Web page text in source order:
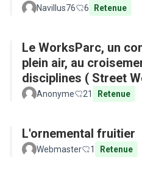
Navillus76 6 Retenue
Le WorksParc, un
plein air, au
disciplines ( Street
Parkour)
Anonyme 21 Retenue
L'ornemental fruitier
Webmaster 1 Retenue